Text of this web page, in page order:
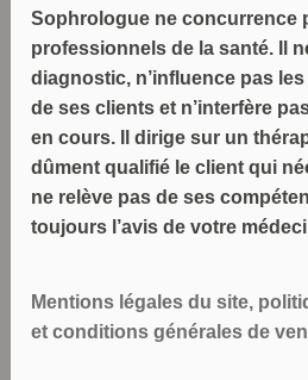
Sophrologue ne concurrence
professionnels de la santé. Il
diagnostic, n’influence pas
de ses clients et n’interfère
en cours. Il dirige sur un
dûment qualifié le client qui
ne relève pas de ses
toujours l’avis de votre
Mentions légales du site,
et conditions générales de